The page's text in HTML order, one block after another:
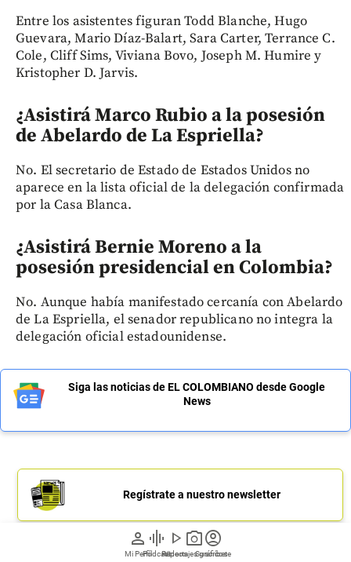
person
Mi Perfil
graphic_eq
Pódcast
play_arrow
Videos
photo_camera
Reportajes gráficos
account_circle
Suscríbete
Entre los asistentes figuran Todd Blanche, Hugo
Guevara, Mario Díaz-Balart, Sara Carter, Terrance C.
Cole, Cliff Sims, Viviana Bovo, Joseph M. Humire y
Kristopher D. Jarvis.
¿Asistirá Marco Rubio a la posesión
de Abelardo de La Espriella?
No. El secretario de Estado de Estados Unidos no
aparece en la lista oficial de la delegación confirmada
por la Casa Blanca.
¿Asistirá Bernie Moreno a la
posesión presidencial en Colombia?
No. Aunque había manifestado cercanía con Abelardo
de La Espriella, el senador republicano no integra la
delegación oficial estadounidense.
Siga las noticias de EL COLOMBIANO desde Google
News
Regístrate a nuestro newsletter
Únete a nuestro canal de Whatsapp